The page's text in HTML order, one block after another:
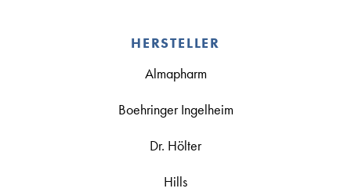
HERSTELLER
Almapharm
Boehringer Ingelheim
Dr. Hölter
Hills